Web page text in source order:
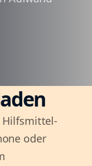
Hilfsmittel-
oder